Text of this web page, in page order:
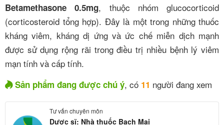
Betamethasone 0.5mg, thuộc nhóm glucocorticoid
(corticosteroid tổng hợp). Đây là một trong những thuốc
kháng viêm, kháng dị ứng và ức chế miễn dịch mạnh
được sử dụng rộng rãi trong điều trị nhiều bệnh lý viêm
mạn tính và cấp tính.
Sản phẩm đang được chú ý, có 11 người đang xem
Tư vấn chuyên môn
Dược sĩ: Nhà thuốc Bạch Mai